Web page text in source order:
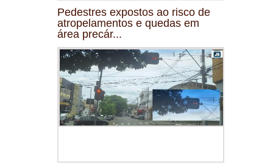
Pedestres expostos ao risco de
atropelamentos e quedas em
área precár...